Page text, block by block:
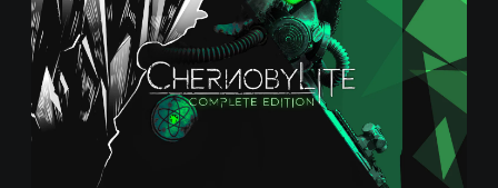
e
r
n
b
y
l